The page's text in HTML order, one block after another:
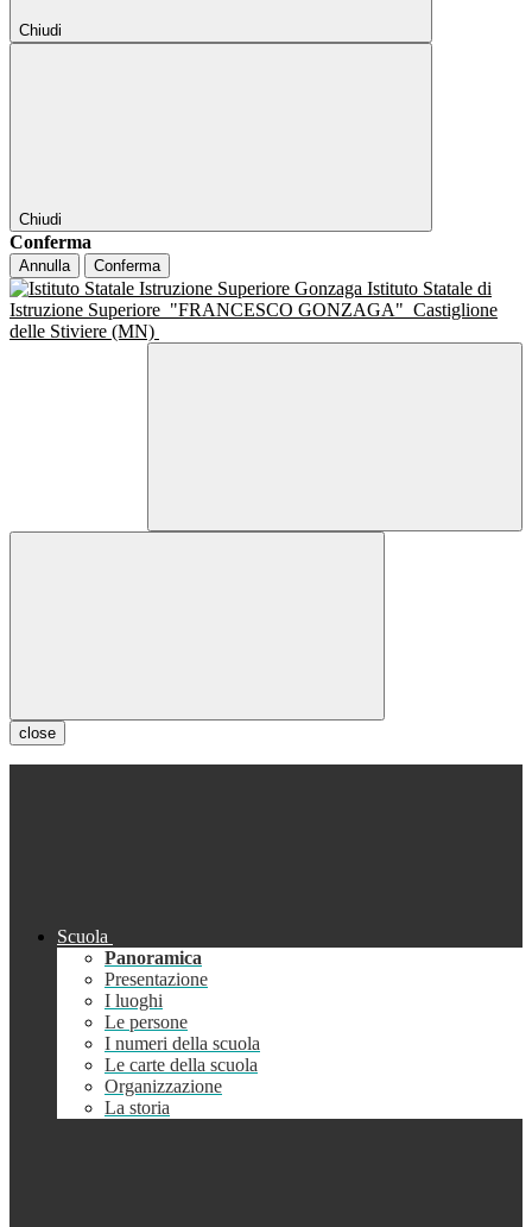
Chiudi
Chiudi
Conferma
Annulla Conferma
Istituto Statale di
Istruzione Superiore "FRANCESCO GONZAGA" Castiglione
delle Stiviere (MN)
close
Scuola
Panoramica
Presentazione
I luoghi
Le persone
I numeri della scuola
Le carte della scuola
Organizzazione
La storia